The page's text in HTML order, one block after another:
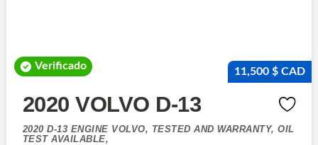
Verificado 11,500 $ CAD
2020 VOLVO D-13
2020 D-13 ENGINE VOLVO, TESTED AND WARRANTY, OIL
TEST AVAILABLE,